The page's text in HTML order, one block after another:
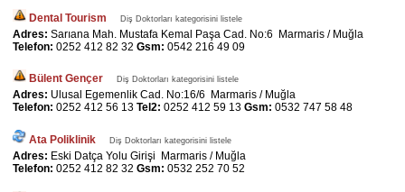
Dental Tourism Diş Doktorları kategorisini listele
Adres: Sarıana Mah. Mustafa Kemal Paşa Cad. No:6 Marmaris / Muğla
Telefon: 0252 412 82 32 Gsm: 0542 216 49 09
Bülent Gençer Diş Doktorları kategorisini listele
Adres: Ulusal Egemenlik Cad. No:16/6 Marmaris / Muğla
Telefon: 0252 412 56 13 Tel2: 0252 412 59 13 Gsm: 0532 747 58 48
Ata Poliklinik Diş Doktorları kategorisini listele
Adres: Eski Datça Yolu Girişi Marmaris / Muğla
Telefon: 0252 412 82 32 Gsm: 0532 252 70 52